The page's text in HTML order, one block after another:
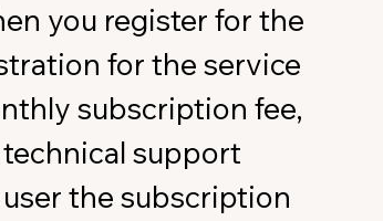
you register for the
for the service
subscription fee,
support
the subscription